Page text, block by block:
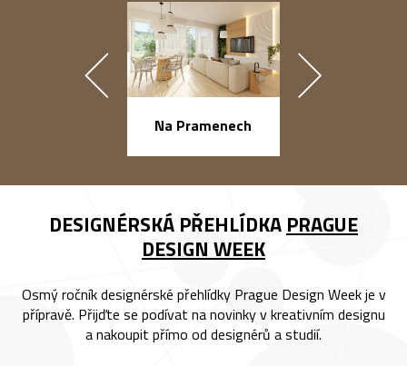
Na Pramenech
DESIGNÉRSKÁ PŘEHLÍDKA PRAGUE
DESIGN WEEK
Osmý ročník designérské přehlídky Prague Design Week je v
přípravě. Přijďte se podívat na novinky v kreativním designu
a nakoupit přímo od designérů a studií.